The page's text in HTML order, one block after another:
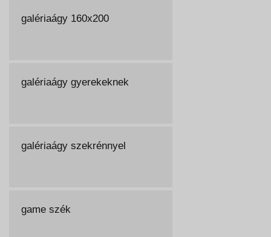
galériaágy 160x200
galériaágy gyerekeknek
galériaágy szekrénnyel
game szék